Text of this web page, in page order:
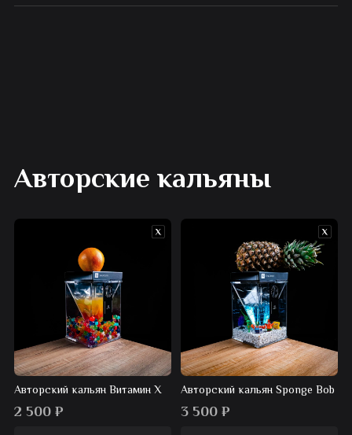
Авторские кальяны
Авторский кальян Витамин Х
2 500 ₽
Авторский кальян Sponge Bob
3 500₽